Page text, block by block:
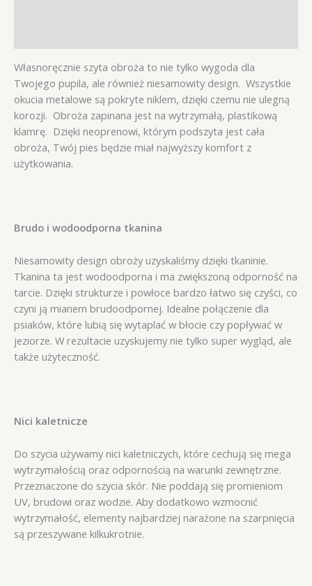
Własnoręcznie szyta obroża to nie tylko wygoda dla
Twojego pupila, ale również niesamowity design. Wszystkie
okucia metalowe są pokryte niklem, dzięki czemu nie ulegną
korozji. Obroża zapinana jest na wytrzymałą, plastikową
klamrę. Dzięki neoprenowi, którym podszyta jest cała
obroża, Twój pies będzie miał najwyższy komfort z
użytkowania.
Brudo i wodoodporna tkanina
Niesamowity design obroży uzyskaliśmy dzięki tkaninie.
Tkanina ta jest wodoodporna i ma zwiększoną odporność na
tarcie. Dzięki strukturze i powłoce bardzo łatwo się czyści, co
czyni ją mianem brudoodpornej. Idealne połączenie dla
psiaków, które lubią się wytaplać w błocie czy popływać w
jeziorze. W rezultacie uzyskujemy nie tylko super wygląd, ale
także użyteczność.
Nici kaletnicze
Do szycia używamy nici kaletniczych, które cechują się mega
wytrzymałością oraz odpornością na warunki zewnętrzne.
Przeznaczone do szycia skór. Nie poddają się promieniom
UV, brudowi oraz wodzie. Aby dodatkowo wzmocnić
wytrzymałość, elementy najbardziej narażone na szarpnięcia
są przeszywane kilkukrotnie.